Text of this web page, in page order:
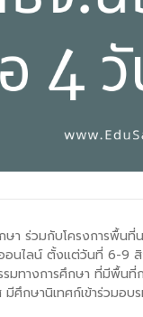
รรมการศึกษา
า ร่วมกับโครงการพื้น
นไลน์ ตั้งแต่วันที่ 6-9
มทางการศึกษา ที่มีพื้น
ศึกษานิเทศก์เข้าร่วมอ